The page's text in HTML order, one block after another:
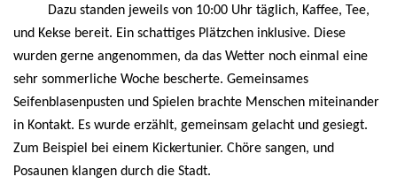
Dazu standen jeweils von 10:00 Uhr täglich, Kaffee, Tee,
und Kekse bereit. Ein schattiges Plätzchen inklusive. Diese
wurden gerne angenommen, da das Wetter noch einmal eine
sehr sommerliche Woche bescherte. Gemeinsames
Seifenblasenpusten und Spielen brachte Menschen miteinander
in Kontakt. Es wurde erzählt, gemeinsam gelacht und gesiegt.
Zum Beispiel bei einem Kickertunier. Chöre sangen, und
Posaunen klangen durch die Stadt.